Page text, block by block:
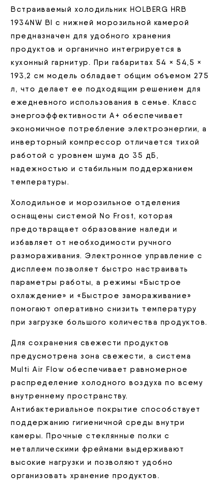
Встраиваемый холодильник HOLBERG HRB
1934NW BI с нижней морозильной камерой
предназначен для удобного хранения
продуктов и органично интегрируется в
кухонный гарнитур. При габаритах 54 × 54,5 ×
193,2 см модель обладает общим объемом 275
л, что делает ее подходящим решением для
ежедневного использования в семье. Класс
энергоэффективности А+ обеспечивает
экономичное потребление электроэнергии, а
инверторный компрессор отличается тихой
работой с уровнем шума до 35 дБ,
надежностью и стабильным поддержанием
температуры.
Холодильное и морозильное отделения
оснащены системой No Frost, которая
предотвращает образование наледи и
избавляет от необходимости ручного
размораживания. Электронное управление с
дисплеем позволяет быстро настраивать
параметры работы, а режимы «Быстрое
охлаждение» и «Быстрое замораживание»
помогают оперативно снизить температуру
при загрузке большого количества продуктов.
Для сохранения свежести продуктов
предусмотрена зона свежести, а система
Multi Air Flow обеспечивает равномерное
распределение холодного воздуха по всему
внутреннему пространству.
Антибактериальное покрытие способствует
поддержанию гигиеничной среды внутри
камеры. Прочные стеклянные полки с
металлическими фреймами выдерживают
высокие нагрузки и позволяют удобно
организовать хранение продуктов.